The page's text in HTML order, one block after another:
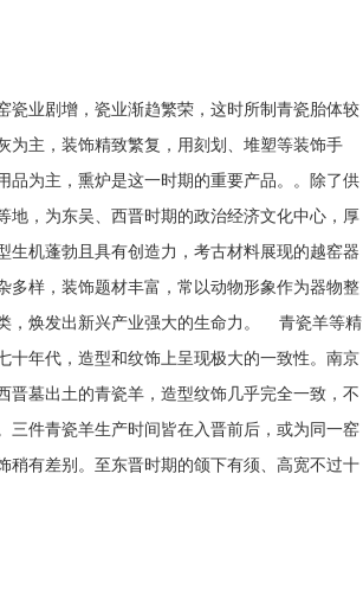
业剧增，瓷业渐趋繁荣，这时所制青瓷胎体较
为主，装饰精致繁复，用刻划、堆塑等装饰手
品为主，熏炉是这一时期的重要产品。。除了供
地，为东吴、西晋时期的政治经济文化中心，厚
机蓬勃且具有创造力，考古材料展现的越窑器
多样，装饰题材丰富，常以动物形象作为器物整
，焕发出新兴产业强大的生命力。 青瓷羊等精
十年代，造型和纹饰上呈现极大的一致性。南京
墓出土的青瓷羊，造型纹饰几乎完全一致，不
三件青瓷羊生产时间皆在入晋前后，或为同一窑
稍有差别。至东晋时期的颌下有须、高宽不过十